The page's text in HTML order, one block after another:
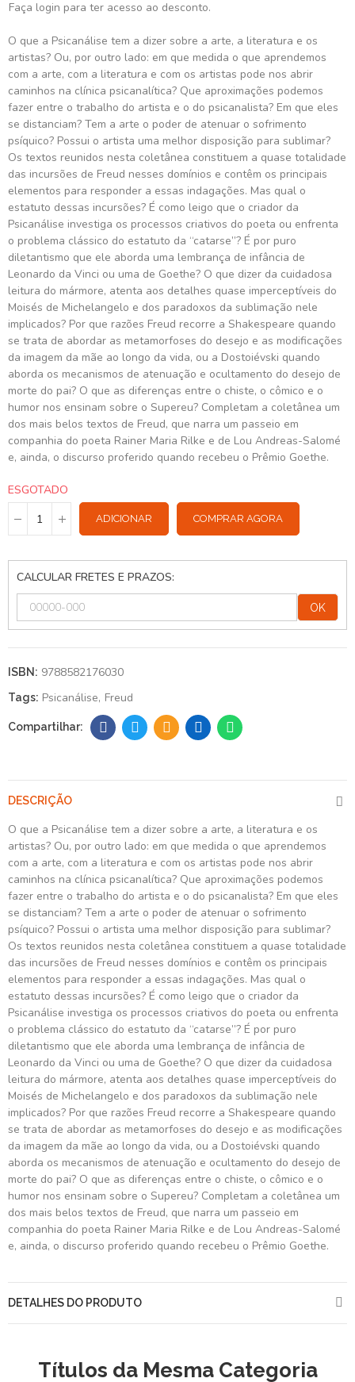
Faça login para ter acesso ao desconto.
O que a Psicanálise tem a dizer sobre a arte, a literatura e os
artistas? Ou, por outro lado: em que medida o que aprendemos
com a arte, com a literatura e com os artistas pode nos abrir
caminhos na clínica psicanalítica? Que aproximações podemos
fazer entre o trabalho do artista e o do psicanalista? Em que eles
se distanciam? Tem a arte o poder de atenuar o sofrimento
psíquico? Possui o artista uma melhor disposição para sublimar?
Os textos reunidos nesta coletânea constituem a quase totalidade
das incursões de Freud nesses domínios e contêm os principais
elementos para responder a essas indagações. Mas qual o
estatuto dessas incursões? É como leigo que o criador da
Psicanálise investiga os processos criativos do poeta ou enfrenta
o problema clássico do estatuto da “catarse”? É por puro
diletantismo que ele aborda uma lembrança de infância de
Leonardo da Vinci ou uma de Goethe? O que dizer da cuidadosa
leitura do mármore, atenta aos detalhes quase imperceptíveis do
Moisés de Michelangelo e dos paradoxos da sublimação nele
implicados? Por que razões Freud recorre a Shakespeare quando
se trata de abordar as metamorfoses do desejo e as modificações
da imagem da mãe ao longo da vida, ou a Dostoiévski quando
aborda os mecanismos de atenuação e ocultamento do desejo de
morte do pai? O que as diferenças entre o chiste, o cômico e o
humor nos ensinam sobre o Supereu? Completam a coletânea um
dos mais belos textos de Freud, que narra um passeio em
companhia do poeta Rainer Maria Rilke e de Lou Andreas-Salomé
e, ainda, o discurso proferido quando recebeu o Prêmio Goethe.
ESGOTADO
ADICIONAR COMPRAR AGORA
CALCULAR FRETES E PRAZOS:
OK
ISBN: 9788582176030
Tags: Psicanálise Freud
DESCRIÇÃO
O que a Psicanálise tem a dizer sobre a arte, a literatura e os
artistas? Ou, por outro lado: em que medida o que aprendemos
com a arte, com a literatura e com os artistas pode nos abrir
caminhos na clínica psicanalítica? Que aproximações podemos
fazer entre o trabalho do artista e o do psicanalista? Em que eles
se distanciam? Tem a arte o poder de atenuar o sofrimento
psíquico? Possui o artista uma melhor disposição para sublimar?
Os textos reunidos nesta coletânea constituem a quase totalidade
das incursões de Freud nesses domínios e contêm os principais
elementos para responder a essas indagações. Mas qual o
estatuto dessas incursões? É como leigo que o criador da
Psicanálise investiga os processos criativos do poeta ou enfrenta
o problema clássico do estatuto da “catarse”? É por puro
diletantismo que ele aborda uma lembrança de infância de
Leonardo da Vinci ou uma de Goethe? O que dizer da cuidadosa
leitura do mármore, atenta aos detalhes quase imperceptíveis do
Moisés de Michelangelo e dos paradoxos da sublimação nele
implicados? Por que razões Freud recorre a Shakespeare quando
se trata de abordar as metamorfoses do desejo e as modificações
da imagem da mãe ao longo da vida, ou a Dostoiévski quando
aborda os mecanismos de atenuação e ocultamento do desejo de
morte do pai? O que as diferenças entre o chiste, o cômico e o
humor nos ensinam sobre o Supereu? Completam a coletânea um
dos mais belos textos de Freud, que narra um passeio em
companhia do poeta Rainer Maria Rilke e de Lou Andreas-Salomé
e, ainda, o discurso proferido quando recebeu o Prêmio Goethe.
DETALHES DO PRODUTO
Títulos da Mesma Categoria